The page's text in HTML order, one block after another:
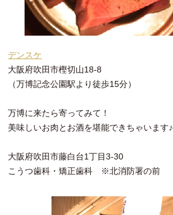
デンスケ
大阪府吹田市樫切山18-8
（万博記念公園駅より徒歩15分）
万博に来たら寄ってみて！
美味しいお肉とお酒を堪能できちゃいます♪
大阪府吹田市藤白台1丁目3-30
こうつ歯科・矯正歯科 ※北消防署の前